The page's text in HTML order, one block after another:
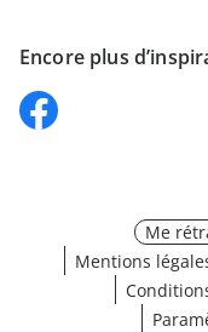
Encore plus
Me
Mentions